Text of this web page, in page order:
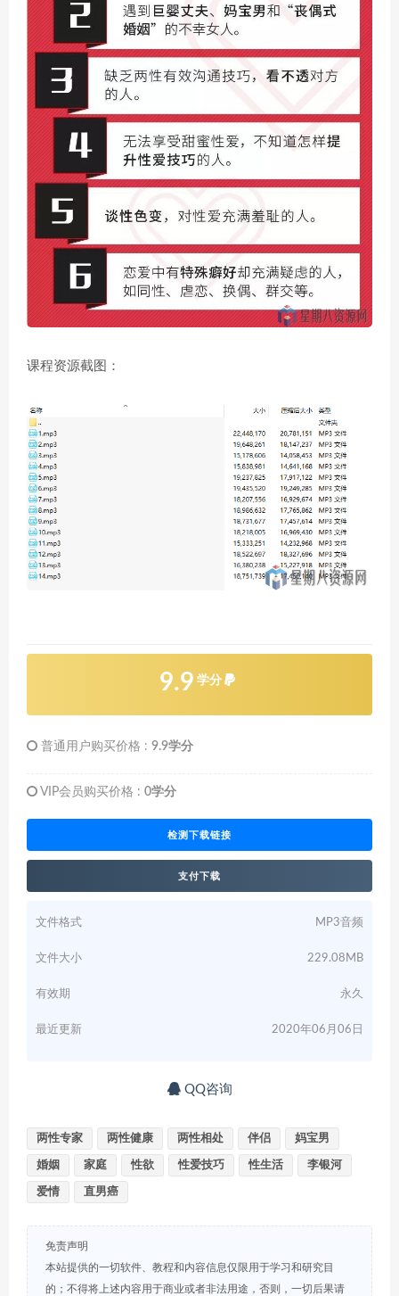
课程资源截图：
9.9 学分
普通用户购买价格 : 9.9学分
VIP会员购买价格 : 0学分
检测下载链接
支付下载
文件格式 MP3音频
文件大小 229.08MB
有效期 永久
最近更新 2020年06月06日
QQ咨询
两性专家 两性健康 两性相处 伴侣 妈宝男
婚姻 家庭 性欲 性爱技巧 性生活 李银河
爱情 直男癌
免责声明
本站提供的一切软件、教程和内容信息仅限用于学习和研究目
的；不得将上述内容用于商业或者非法用途，否则，一切后果请